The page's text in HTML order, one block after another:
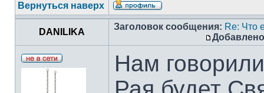
Вернуться наверх
DANILIKA
Заголовок сообщения: Re: Что
Нам